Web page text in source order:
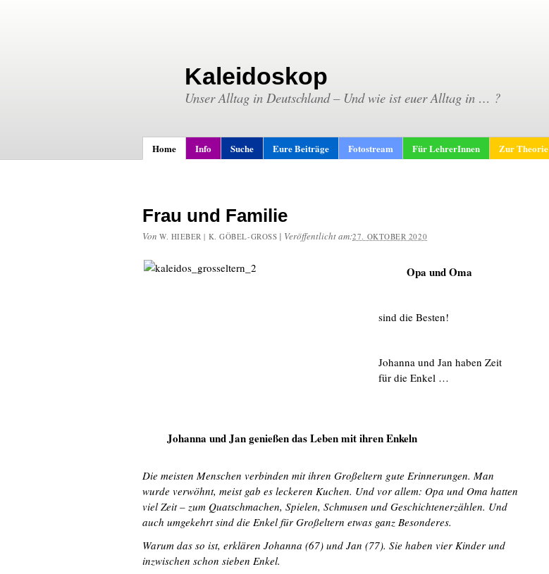
Kaleidoskop
Unser Alltag in Deutschland – Und wie ist euer Alltag in … ?
Home Info Suche Eure Beiträge Fotostream Für LehrerInnen Zur Theorie
Frau und Familie
Von W. HIEBER | K. GÖBEL-GROSS | Veröffentlicht am:27. OKTOBER 2020
Opa und Oma
sind die Besten!
Johanna und Jan haben Zeit
für die Enkel …
Johanna und Jan genießen das Leben mit ihren Enkeln
Die meisten Menschen verbinden mit ihren Großeltern gute Erinnerungen. Man
wurde verwöhnt, meist gab es leckeren Kuchen. Und vor allem: Opa und Oma hatten
viel Zeit – zum Quatschmachen, Spielen, Schmusen und Geschichtenerzählen. Und
auch umgekehrt sind die Enkel für Großeltern etwas ganz Besonderes.
Warum das so ist, erklären Johanna (67) und Jan (77). Sie haben vier Kinder und
inzwischen schon sieben Enkel.